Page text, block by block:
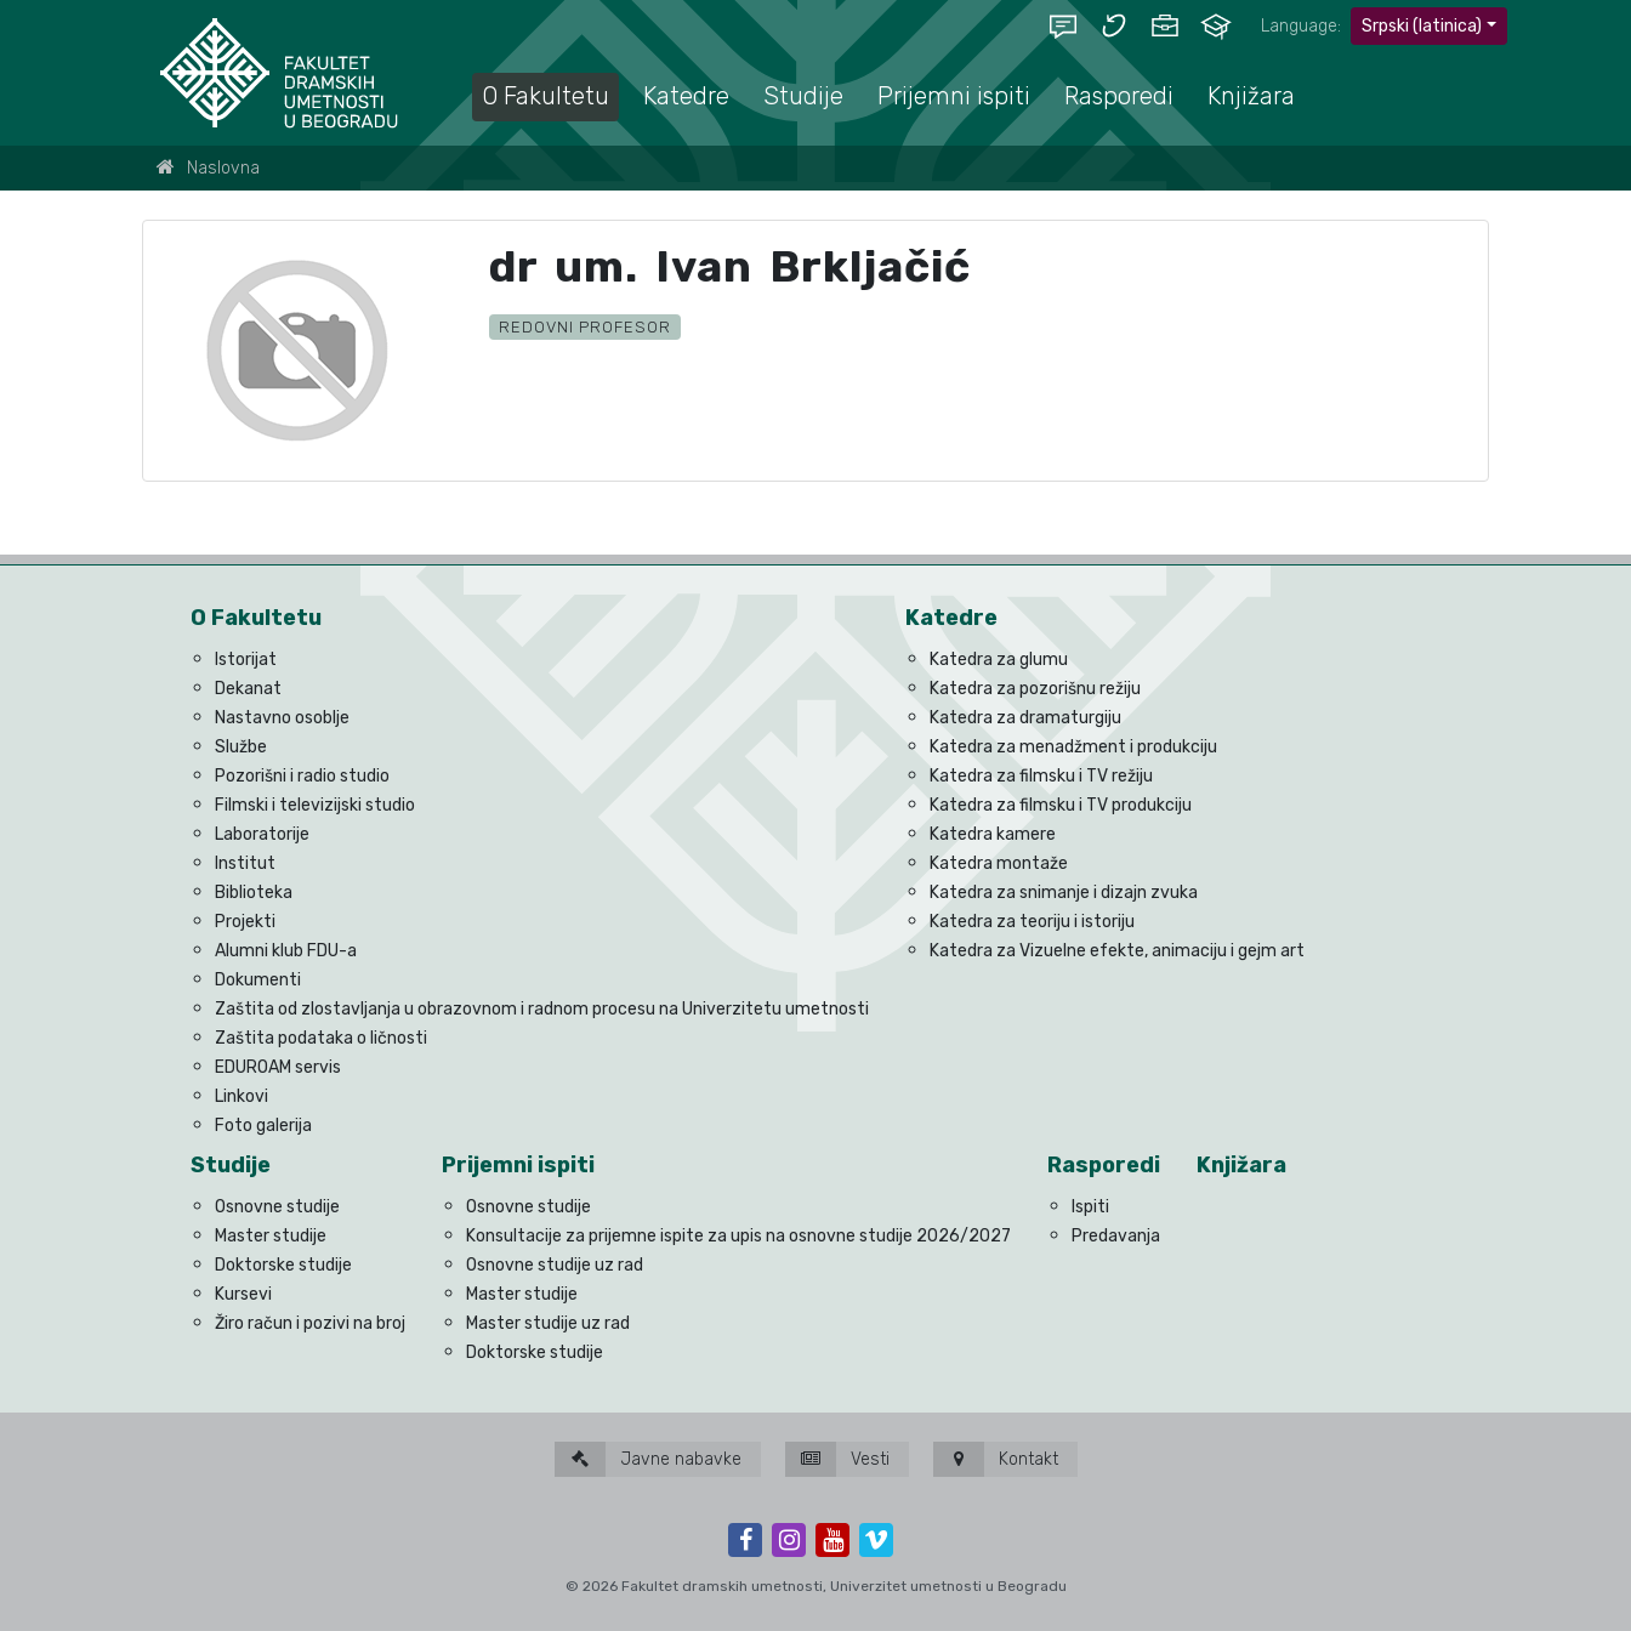
Language: Srpski (latinica)
O Fakultetu Katedre Studije Prijemni ispiti Rasporedi Knjižara
Naslovna
dr um. Ivan Brkljačić
REDOVNI PROFESOR
O Fakultetu
Istorijat
Dekanat
Nastavno osoblje
Službe
Pozorišni i radio studio
Filmski i televizijski studio
Laboratorije
Institut
Biblioteka
Projekti
Alumni klub FDU-a
Dokumenti
Zaštita od zlostavljanja u obrazovnom i radnom procesu na Univerzitetu umetnosti
Zaštita podataka o ličnosti
EDUROAM servis
Linkovi
Foto galerija
Katedre
Katedra za glumu
Katedra za pozorišnu režiju
Katedra za dramaturgiju
Katedra za menadžment i produkciju
Katedra za filmsku i TV režiju
Katedra za filmsku i TV produkciju
Katedra kamere
Katedra montaže
Katedra za snimanje i dizajn zvuka
Katedra za teoriju i istoriju
Katedra za Vizuelne efekte, animaciju i gejm art
Studije
Osnovne studije
Master studije
Doktorske studije
Kursevi
Žiro račun i pozivi na broj
Prijemni ispiti
Osnovne studije
Konsultacije za prijemne ispite za upis na osnovne studije 2026/2027
Osnovne studije uz rad
Master studije
Master studije uz rad
Doktorske studije
Rasporedi
Ispiti
Predavanja
Knjižara
Javne nabavke Vesti Kontakt
© 2026 Fakultet dramskih umetnosti, Univerzitet umetnosti u Beogradu